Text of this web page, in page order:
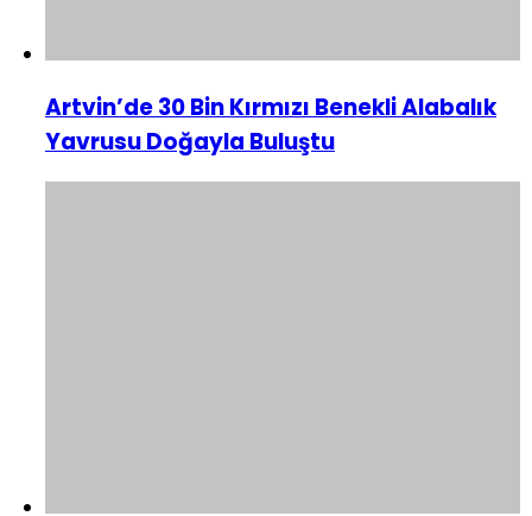
Artvin’de 30 Bin Kırmızı Benekli Alabalık
Yavrusu Doğayla Buluştu